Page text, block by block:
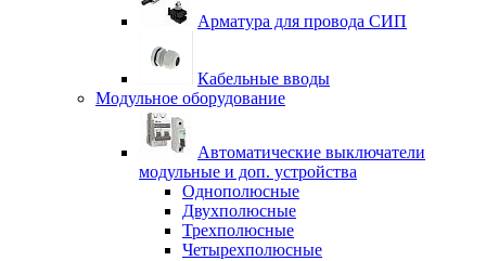
Арматура для провода СИП
Кабельные вводы
Модульное оборудование
Автоматические выключатели
модульные и доп. устройства
Однополюсные
Двухполюсные
Трехполюсные
Четырехполюсные